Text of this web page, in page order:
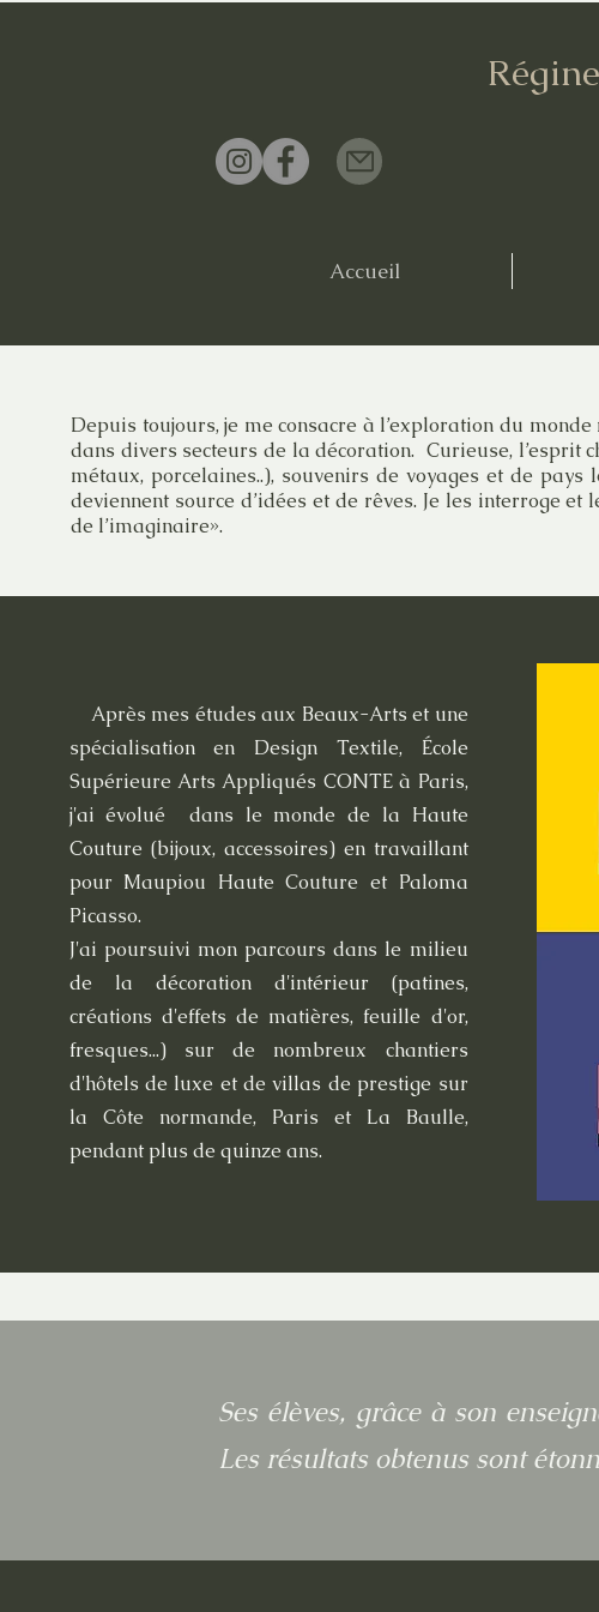
Accueil
Depuis toujours, je me consacre à l’exploration du
dans divers secteurs de la décoration. Curieuse, l’esprit
métaux, porcelaines..), souvenirs de voyages et de
deviennent source d’idées et de rêves. Je les interroge
de l’imaginaire».
Après mes études aux Beaux-Arts et une
spécialisation en Design Textile, École
Supérieure Arts Appliqués CONTE à Paris,
j'ai évolué dans le monde de la Haute
Couture (bijoux, accessoires) en travaillant
pour Maupiou Haute Couture et Paloma
Picasso.
J'ai poursuivi mon parcours dans le milieu
de la décoration d'intérieur (patines,
créations d'effets de matières, feuille d'or,
fresques...) sur de nombreux chantiers
d'hôtels de luxe et de villas de prestige sur
la Côte normande, Paris et La Baulle,
pendant plus de quinze ans.
Ses élèves, grâce à son
Les résultats obtenus sont